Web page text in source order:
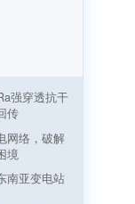
强穿透抗干
传
网络，破解
境
南亚变电站